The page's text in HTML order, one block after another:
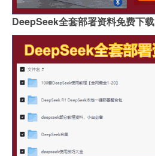
DeepSeek全套部署资料免费下载